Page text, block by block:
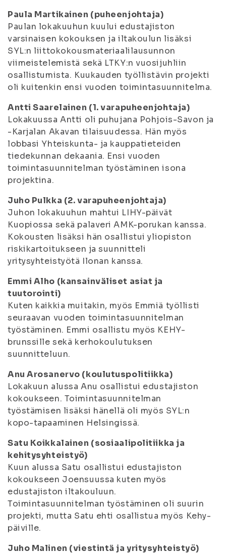
Paula Martikainen (puheenjohtaja)
Paulan lokakuuhun kuului edustajiston
varsinaisen kokouksen ja iltakoulun lisäksi
SYL:n liittokokousmateriaalilausunnon
viimeistelemistä sekä LTKY:n vuosijuhliin
osallistumista. Kuukauden työllistävin projekti
oli kuitenkin ensi vuoden toimintasuunnitelma.
Antti Saarelainen (1. varapuheenjohtaja)
Lokakuussa Antti oli puhujana Pohjois-Savon ja
-Karjalan Akavan tilaisuudessa. Hän myös
lobbasi Yhteiskunta- ja kauppatieteiden
tiedekunnan dekaania. Ensi vuoden
toimintasuunnitelman työstäminen isona
projektina.
Juho Pulkka (2. varapuheenjohtaja)
Juhon lokakuuhun mahtui LIHY-päivät
Kuopiossa sekä palaveri AMK-porukan kanssa.
Kokousten lisäksi hän osallistui yliopiston
riskikartoitukseen ja suunnitteli
yritysyhteistyötä Ilonan kanssa.
Emmi Alho (kansainväliset asiat ja
tuutorointi)
Kuten kaikkia muitakin, myös Emmiä työllisti
seuraavan vuoden toimintasuunnitelman
työstäminen. Emmi osallistu myös KEHY-
brunssille sekä kerhokoulutuksen
suunnitteluun.
Anu Arosanervo (koulutuspolitiikka)
Lokakuun alussa Anu osallistui edustajiston
kokoukseen. Toimintasuunnitelman
työstämisen lisäksi hänellä oli myös SYL:n
kopo-tapaaminen Helsingissä.
Satu Koikkalainen (sosiaalipolitiikka ja
kehitysyhteistyö)
Kuun alussa Satu osallistui edustajiston
kokoukseen Joensuussa kuten myös
edustajiston iltakouluun.
Toimintasuunnitelman työstäminen oli suurin
projekti, mutta Satu ehti osallistua myös Kehy-
päiville.
Juho Malinen (viestintä ja yritysyhteistyö)